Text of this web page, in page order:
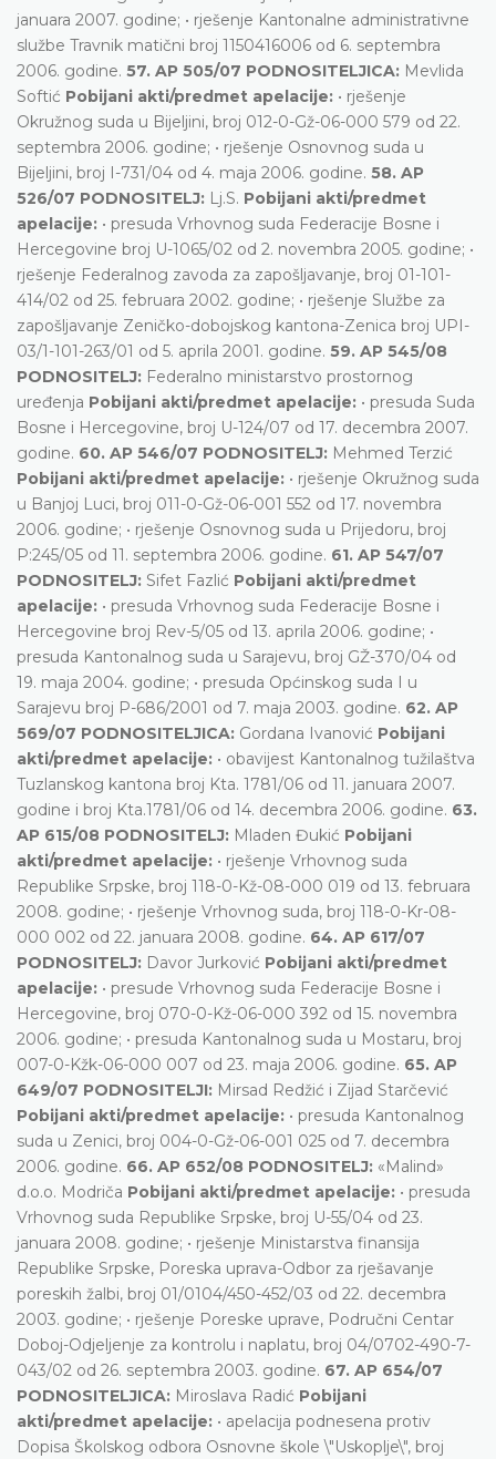
januara 2007. godine; • rješenje Kantonalne administrativne
službe Travnik matični broj 1150416006 od 6. septembra
2006. godine. 57. AP 505/07 PODNOSITELJICA: Mevlida
Softić Pobijani akti/predmet apelacije: • rješenje
Okružnog suda u Bijeljini, broj 012-0-Gž-06-000 579 od 22.
septembra 2006. godine; • rješenje Osnovnog suda u
Bijeljini, broj I-731/04 od 4. maja 2006. godine. 58. AP
526/07 PODNOSITELJ: Lj.S. Pobijani akti/predmet
apelacije: • presuda Vrhovnog suda Federacije Bosne i
Hercegovine broj U-1065/02 od 2. novembra 2005. godine; •
rješenje Federalnog zavoda za zapošljavanje, broj 01-101-
414/02 od 25. februara 2002. godine; • rješenje Službe za
zapošljavanje Zeničko-dobojskog kantona-Zenica broj UPI-
03/1-101-263/01 od 5. aprila 2001. godine. 59. AP 545/08
PODNOSITELJ: Federalno ministarstvo prostornog
uređenja Pobijani akti/predmet apelacije: • presuda Suda
Bosne i Hercegovine, broj U-124/07 od 17. decembra 2007.
godine. 60. AP 546/07 PODNOSITELJ: Mehmed Terzić
Pobijani akti/predmet apelacije: • rješenje Okružnog suda
u Banjoj Luci, broj 011-0-Gž-06-001 552 od 17. novembra
2006. godine; • rješenje Osnovnog suda u Prijedoru, broj
P:245/05 od 11. septembra 2006. godine. 61. AP 547/07
PODNOSITELJ: Sifet Fazlić Pobijani akti/predmet
apelacije: • presuda Vrhovnog suda Federacije Bosne i
Hercegovine broj Rev-5/05 od 13. aprila 2006. godine; •
presuda Kantonalnog suda u Sarajevu, broj GŽ-370/04 od
19. maja 2004. godine; • presuda Općinskog suda I u
Sarajevu broj P-686/2001 od 7. maja 2003. godine. 62. AP
569/07 PODNOSITELJICA: Gordana Ivanović Pobijani
akti/predmet apelacije: • obavijest Kantonalnog tužilaštva
Tuzlanskog kantona broj Kta. 1781/06 od 11. januara 2007.
godine i broj Kta.1781/06 od 14. decembra 2006. godine. 63.
AP 615/08 PODNOSITELJ: Mladen Đukić Pobijani
akti/predmet apelacije: • rješenje Vrhovnog suda
Republike Srpske, broj 118-0-Kž-08-000 019 od 13. februara
2008. godine; • rješenje Vrhovnog suda, broj 118-0-Kr-08-
000 002 od 22. januara 2008. godine. 64. AP 617/07
PODNOSITELJ: Davor Jurković Pobijani akti/predmet
apelacije: • presude Vrhovnog suda Federacije Bosne i
Hercegovine, broj 070-0-Kž-06-000 392 od 15. novembra
2006. godine; • presuda Kantonalnog suda u Mostaru, broj
007-0-Kžk-06-000 007 od 23. maja 2006. godine. 65. AP
649/07 PODNOSITELJI: Mirsad Redžić i Zijad Starčević
Pobijani akti/predmet apelacije: • presuda Kantonalnog
suda u Zenici, broj 004-0-Gž-06-001 025 od 7. decembra
2006. godine. 66. AP 652/08 PODNOSITELJ: «Malind»
d.o.o. Modriča Pobijani akti/predmet apelacije: • presuda
Vrhovnog suda Republike Srpske, broj U-55/04 od 23.
januara 2008. godine; • rješenje Ministarstva finansija
Republike Srpske, Poreska uprava-Odbor za rješavanje
poreskih žalbi, broj 01/0104/450-452/03 od 22. decembra
2003. godine; • rješenje Poreske uprave, Područni Centar
Doboj-Odjeljenje za kontrolu i naplatu, broj 04/0702-490-7-
043/02 od 26. septembra 2003. godine. 67. AP 654/07
PODNOSITELJICA: Miroslava Radić Pobijani
akti/predmet apelacije: • apelacija podnesena protiv
Dopisa Školskog odbora Osnovne škole \"Uskoplje\", broj